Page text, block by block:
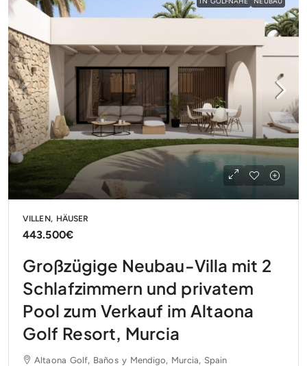
VILLEN, HÄUSER
443.500€
Großzügige Neubau-Villa mit 2
Schlafzimmern und privatem
Pool zum Verkauf im Altaona
Golf Resort, Murcia
Altaona Golf, Baños y Mendigo, Murcia, Spain